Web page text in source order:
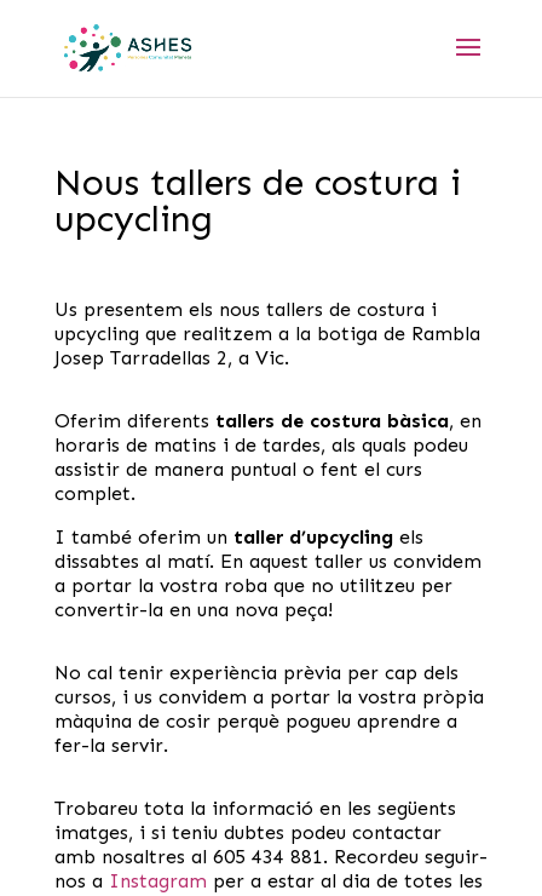
Nous tallers de costura i
upcycling
Us presentem els nous tallers de costura i
upcycling que realitzem a la botiga de Rambla
Josep Tarradellas 2, a Vic.
Oferim diferents tallers de costura bàsica, en
horaris de matins i de tardes, als quals podeu
assistir de manera puntual o fent el curs
complet.
I també oferim un taller d’upcyclingels
dissabtes al matí. En aquest taller us convidem
a portar la vostra roba que no utilitzeu per
convertir-la en una nova peça!
No cal tenir experiència prèvia per cap dels
cursos, i us convidem a portar la vostra pròpia
màquina de cosir perquè pogueu aprendre a
fer-la servir.
Trobareu tota la informació en les següents
imatges, i si teniu dubtes podeu contactar
amb nosaltres al 605 434 881. Recordeu seguir-
nos a Instagram per a estar al dia de totes les